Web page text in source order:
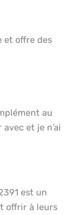
et offre des
au
et je n’ai
est un
offrir à leurs